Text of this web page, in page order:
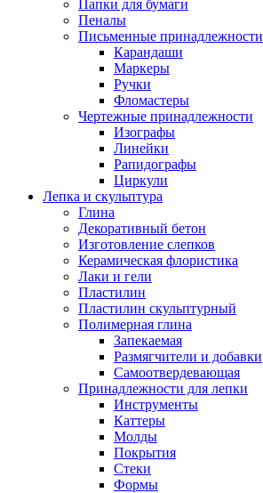
Папки для бумаги
Пеналы
Письменные принадлежности
Карандаши
Маркеры
Ручки
Фломастеры
Чертежные принадлежности
Изографы
Линейки
Рапидографы
Циркули
Лепка и скульптура
Глина
Декоративный бетон
Изготовление слепков
Керамическая флористика
Лаки и гели
Пластилин
Пластилин скульптурный
Полимерная глина
Запекаемая
Размягчители и добавки
Самоотвердевающая
Принадлежности для лепки
Инструменты
Каттеры
Молды
Покрытия
Стеки
Формы